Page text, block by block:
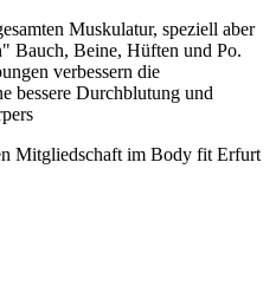
Muskulatur, speziell aber
Bauch, Beine, Hüften und Po.
verbessern die
bessere Durchblutung und
Mitgliedschaft im Body fit Erfurt